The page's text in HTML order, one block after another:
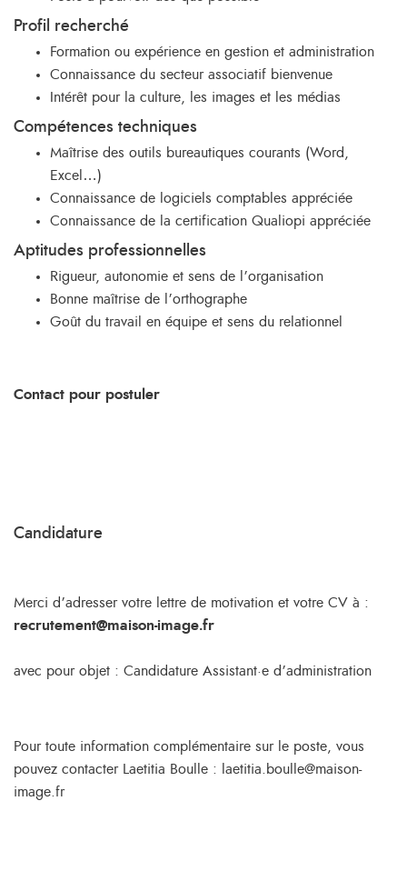
Profil recherché
Formation ou expérience en gestion et administration
Connaissance du secteur associatif bienvenue
Intérêt pour la culture, les images et les médias
Compétences techniques
Maîtrise des outils bureautiques courants (Word,
Excel…)
Connaissance de logiciels comptables appréciée
Connaissance de la certification Qualiopi appréciée
Aptitudes professionnelles
Rigueur, autonomie et sens de l’organisation
Bonne maîtrise de l’orthographe
Goût du travail en équipe et sens du relationnel
Contact pour postuler
Candidature
Merci d’adresser votre lettre de motivation et votre CV à :
recrutement@maison-image.fr
avec pour objet : Candidature Assistant·e d’administration
Pour toute information complémentaire sur le poste, vous
pouvez contacter Laetitia Boulle : laetitia.boulle@maison-
image.fr